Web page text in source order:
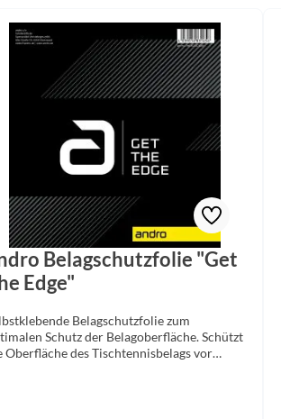
Belagschutzfolie "Get
Edge"
Belagschutzfolie zum
Schutz der Belagoberfläche. Schützt
Oberfläche des Tischtennisbelags vor